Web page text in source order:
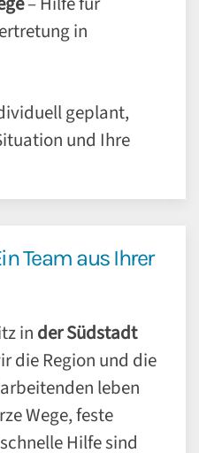
in
geplant,
und Ihre
Team aus Ihrer
in der Südstadt
die Region und die
leben
Wege, feste
Hilfe sind